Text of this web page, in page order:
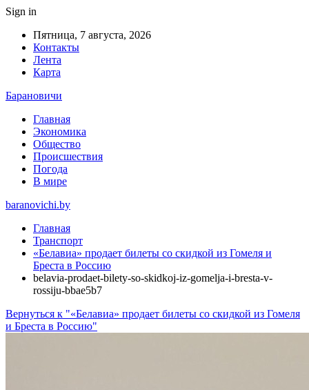
Sign in
Пятница, 7 августа, 2026
Контакты
Лента
Карта
Барановичи
Главная
Экономика
Общество
Происшествия
Погода
В мире
baranovichi.by
Главная
Транспорт
«Белавиа» продает билеты со скидкой из Гомеля и
Бреста в Россию
belavia-prodaet-bilety-so-skidkoj-iz-gomelja-i-bresta-v-
rossiju-bbae5b7
Вернуться к "«Белавиа» продает билеты со скидкой из Гомеля
и Бреста в Россию"